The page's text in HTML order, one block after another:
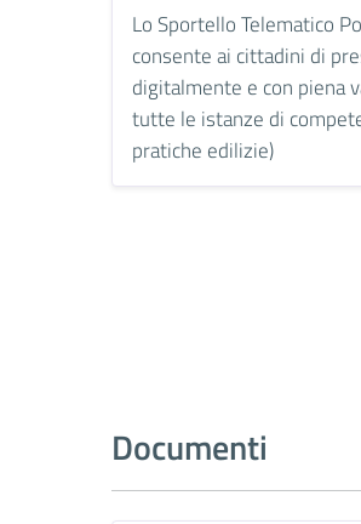
Lo Sportello Telematico
consente ai cittadini di
digitalmente e con piena
tutte le istanze di
pratiche edilizie)
Documenti